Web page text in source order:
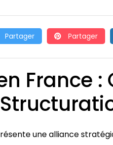
Partager Partager
France :
une alliance